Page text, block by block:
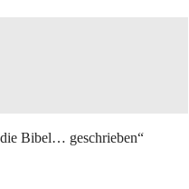
Bibel… geschrieben“